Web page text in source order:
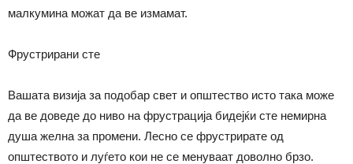
малкумина можат да ве измамат.
Фрустрирани сте
Вашата визија за подобар свет и општество исто така може
да ве доведе до ниво на фрустрација бидејќи сте немирна
душа желна за промени. Лесно се фрустрирате од
општеството и луѓето кои не се менуваат доволно брзо.